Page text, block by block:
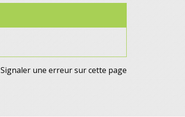
Signaler une erreur sur cette page